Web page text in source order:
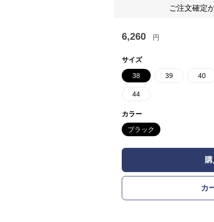
ご注文確定
6,260 円
サイズ
38 39 40
44
カラー
ブラック
カ